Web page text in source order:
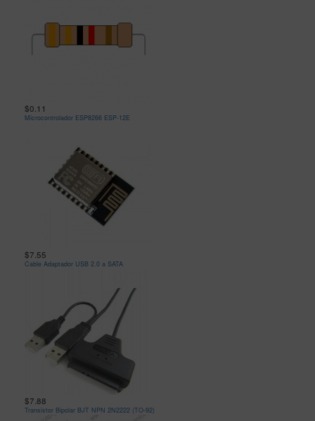
$0.11
Microcontrolador ESP8266 ESP-12E
$7.55
Cable Adaptador USB 2.0 a SATA
$7.88
Transistor Bipolar BJT NPN 2N2222 (TO-92)